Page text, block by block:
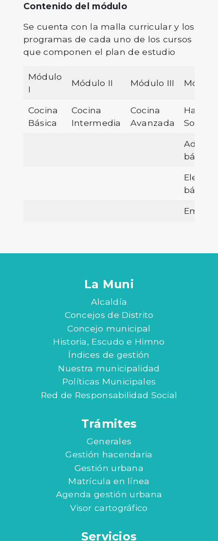
Contenido del módulo
Se cuenta con la malla curricular y los
programas de cada uno de los cursos
que componen el plan de estudio
Módulo
I
Módulo II Módulo III
Cocina
Básica
Cocina
Intermedia
Cocina
Avanzada
básica
La Muni
Alcaldía
Concejos de Distrito
Concejo municipal
Historia, Escudo e Himno
Índices de gestión
Nuestra municipalidad
Políticas Municipales
Red de Responsabilidad Social
Trámites
Generales
Gestión hacendaria
Gestión urbana
Matrícula en línea
Agenda gestión urbana
Visor cartográfico
Servicios